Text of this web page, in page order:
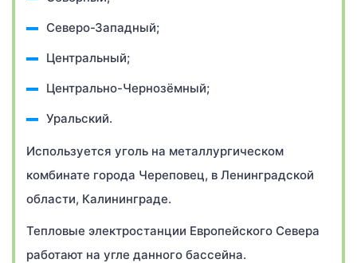
Северо-Западный;
Центральный;
Центрально-Чернозёмный;
Уральский.
Используется уголь на металлургическом
комбинате города Череповец, в Ленинградской
области, Калининграде.
Тепловые электростанции Европейского Севера
работают на угле данного бассейна.